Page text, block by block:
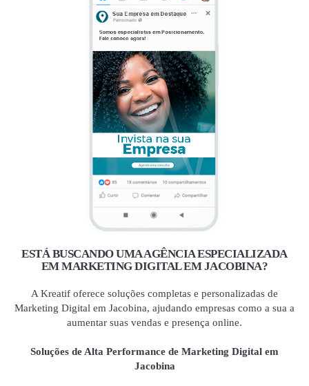
ESTÁ BUSCANDO UMA AGÊNCIA ESPECIALIZADA
EM MARKETING DIGITAL EM JACOBINA?
A Kreatif oferece soluções completas e personalizadas de
Marketing Digital em Jacobina, ajudando empresas como a sua a
aumentar suas vendas e presença online.
Soluções de Alta Performance de Marketing Digital em
Jacobina